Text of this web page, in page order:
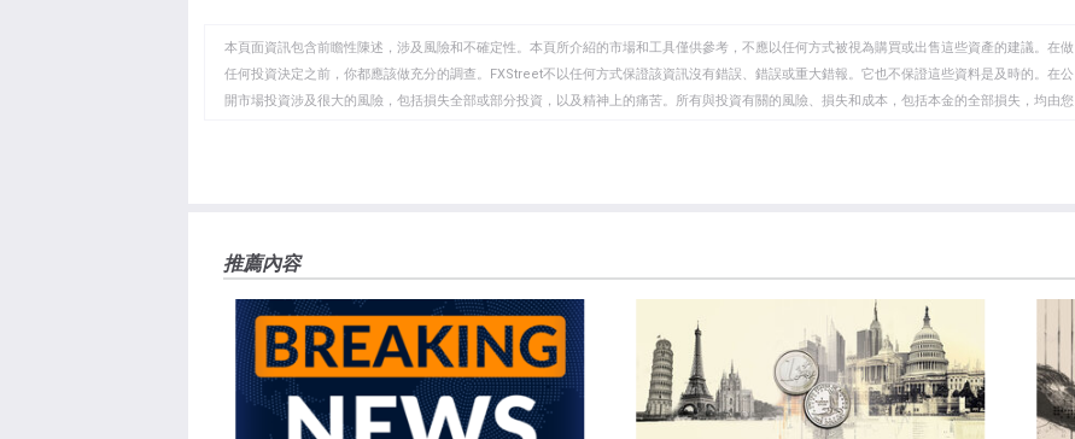
WhatsAppTelegram
剪
貼
板
本頁面資訊包含前瞻性陳述，涉及風險和不確定性。本頁所介紹的市場和工具僅供參考，不應以任何方式被視為購買或出售這些資產的建議。在做
任何投資決定之前，你都應該做充分的調查。FXStreet不以任何方式保證該資訊沒有錯誤、錯誤或重大錯報。它也不保證這些資料是及時的。在公
開市場投資涉及很大的風險，包括損失全部或部分投資，以及精神上的痛苦。所有與投資有關的風險、損失和成本，包括本金的全部損失，均由您
推薦內容